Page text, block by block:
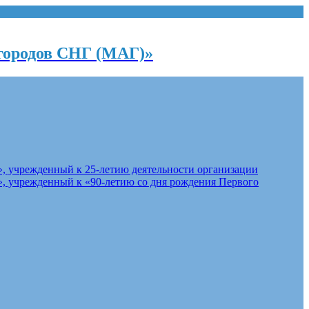
СНГ (МАГ)»
к 25-летию деятельности организации
к «90-летию со дня рождения Первого